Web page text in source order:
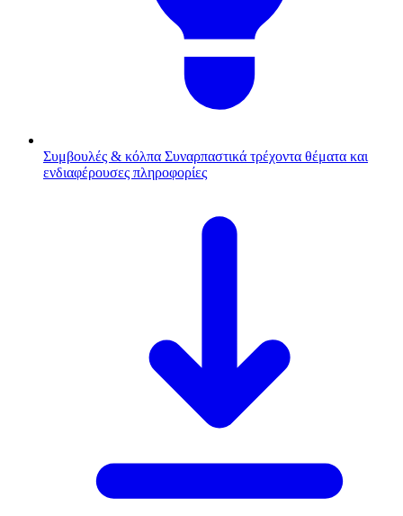
Συμβουλές & κόλπα Συναρπαστικά τρέχοντα θέματα και
ενδιαφέρουσες πληροφορίες